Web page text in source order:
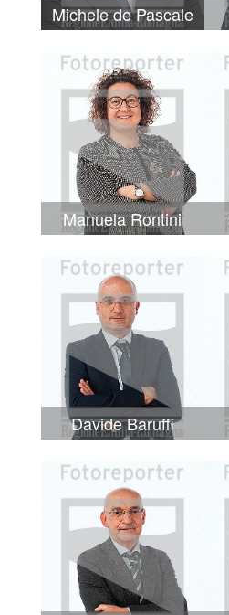
Michele de Pascale
Manuela Rontini
Davide Baruffi